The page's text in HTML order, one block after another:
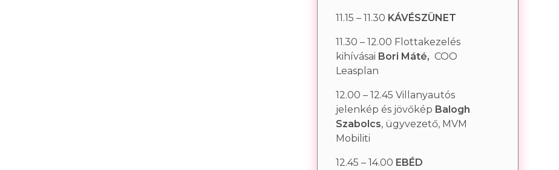
11.15 – 11.30 KÁVÉSZÜNET
11.30 – 12.00 Flottakezelés
kihívásai Bori Máté, COO
Leasplan
12.00 – 12.45 Villanyautós
jelenkép és jövőkép Balogh
Szabolcs, ügyvezető, MVM
Mobiliti
12.45 – 14.00 EBÉD